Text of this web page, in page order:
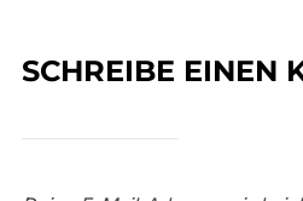
SCHREIBE EINEN